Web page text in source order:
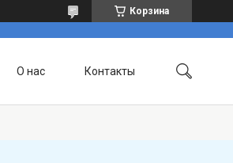
Корзина
О нас Контакты